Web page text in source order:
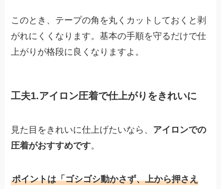
このとき、テープの角を丸くカットしておくと剥
がれにくくなります。基本の手順を守るだけで仕
上がりが格段に良くなりますよ。
工夫1.アイロン圧着で仕上がりをきれいに
見た目をきれいに仕上げたいなら、 アイロンでの
圧着がおすすめです。
ポイントは「ゴシゴシ動かさず、上から押さえ